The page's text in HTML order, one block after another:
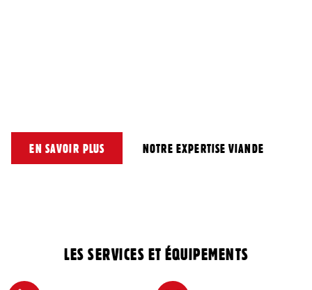
EN SAVOIR PLUS NOTRE EXPERTISE VIANDE
LES SERVICES ET ÉQUIPEMENTS